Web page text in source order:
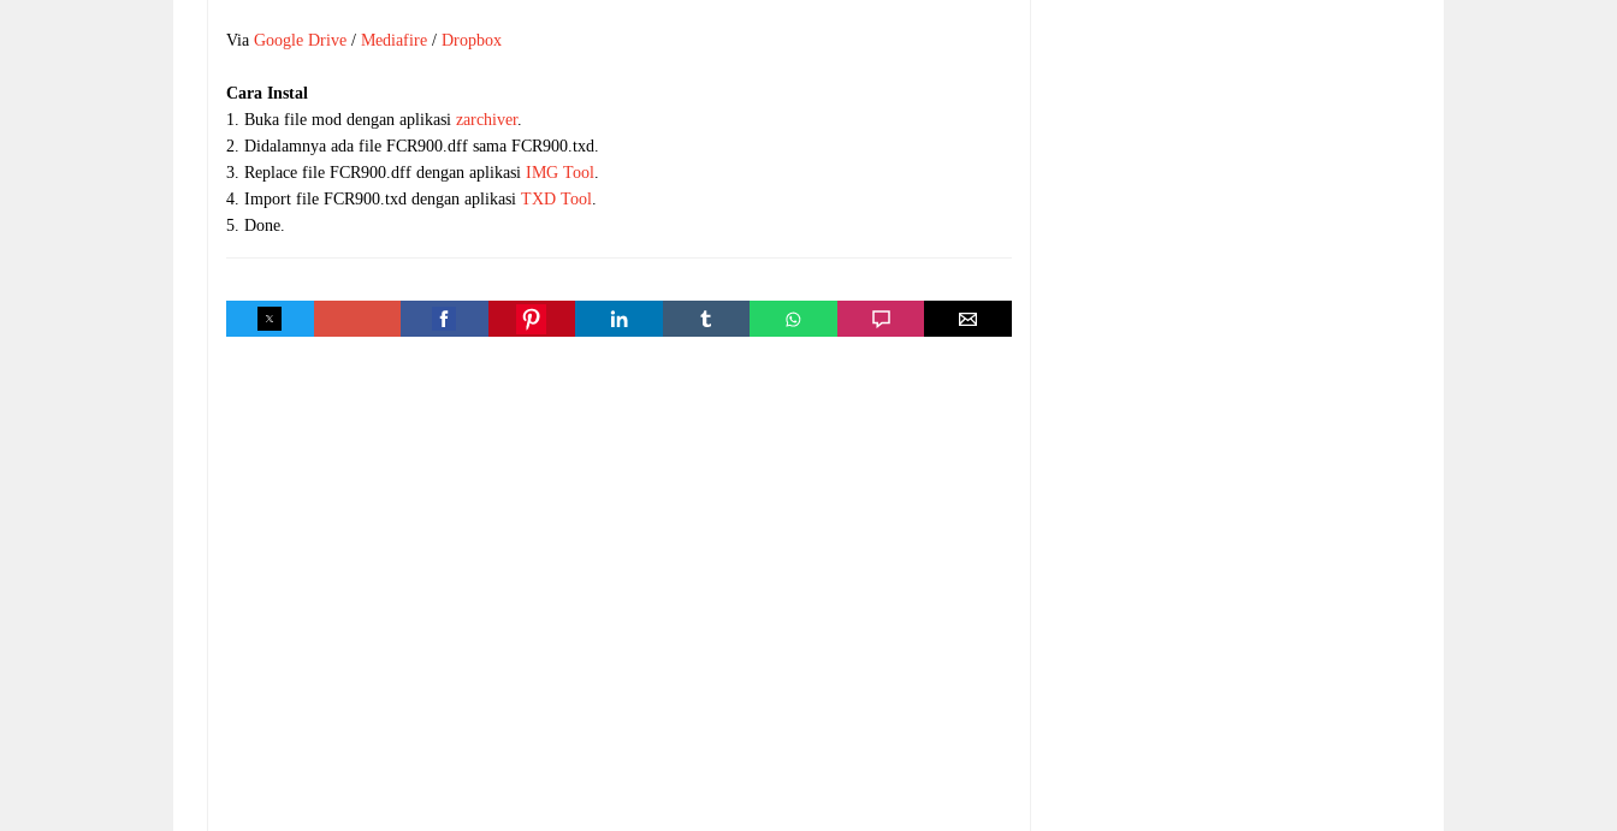
Via Google Drive / Mediafire / Dropbox
Cara Instal
1. Buka file mod dengan aplikasi zarchiver.
2. Didalamnya ada file FCR900.dff sama FCR900.txd.
3. Replace file FCR900.dff dengan aplikasi IMG Tool.
4. Import file FCR900.txd dengan aplikasi TXD Tool.
5. Done.